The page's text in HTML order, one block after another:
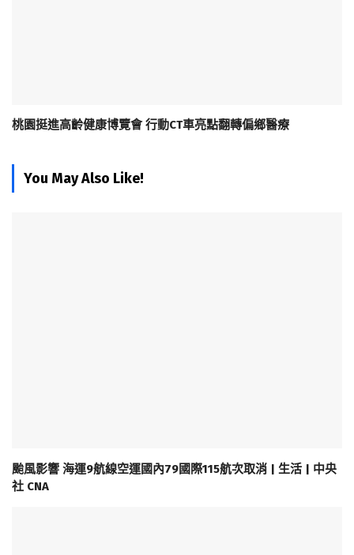
桃園挺進高齡健康博覽會 行動CT車亮點翻轉偏鄉醫療
You May Also Like!
颱風影響 海運9航線空運國內79國際115航次取消 | 生活 | 中央
社 CNA